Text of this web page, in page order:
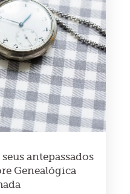
antepassados
Genealógica